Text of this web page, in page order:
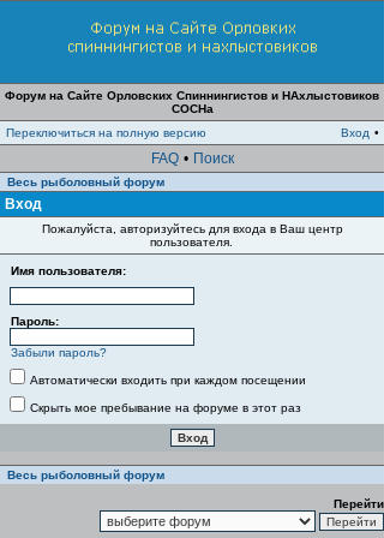
Форум на Сайте Орловских Спиннингистов и НАхлыстовиков
СОСНа
Переключиться на полную версию
Вход •
FAQ • Поиск
Весь рыболовный форум
Вход
Пожалуйста, авторизуйтесь для входа в Ваш центр
пользователя.
Имя пользователя:
Пароль:
Забыли пароль?
Автоматически входить при каждом посещении
Скрыть мое пребывание на форуме в этот раз
Весь рыболовный форум
Перейти